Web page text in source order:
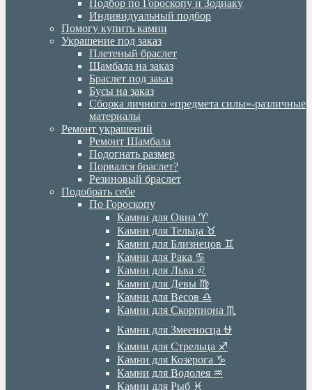
Подбор по Гороскопу и Зодиаку
Индивидуальный подбор
Помогу купить камни
Украшение под заказ
Плетеный браслет
Шамбала на заказ
Браслет под заказ
Бусы на заказ
Сборка личного «предмета силы»-различные
материалы
Ремонт украшений
Ремонт Шамбала
Подогнать размер
Порвался браслет?
Резиновый браслет
Подобрать себе
По Гороскопу
Камни для Овна ♈️
Камни для Тельца ♉️
Камни для Близнецов ♊️
Камни для Рака ♋️
Камни для Льва ♌️
Камни для Девы ♍️
Камни для Весов ♎️
Камни для Скорпиона ♏️
Камни для Змееносца ⛎
Камни для Стрельца ♐️
Камни для Козерога ♑️
Камни для Водолея ♒️
Камни для Рыб ♓️